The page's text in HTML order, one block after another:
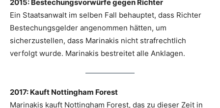
2015: Bestechungsvorwürfe gegen Richter
Ein Staatsanwalt im selben Fall behauptet, dass Richter
Bestechungsgelder angenommen hätten, um
sicherzustellen, dass Marinakis nicht strafrechtlich
verfolgt wurde. Marinakis bestreitet alle Anklagen.
2017: Kauft Nottingham Forest
Marinakis kauft Nottingham Forest, das zu dieser Zeit in